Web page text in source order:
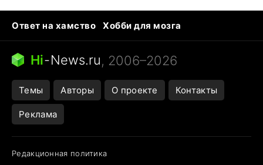
Ответ на хамство
Хобби для мозга
Бензин 100 и 95
Тунцы в океанариуме
Следующая пандемия
Hi-News.ru, 2006–2026
Темы Авторы О проекте Контакты
Реклама
Редакционная политика